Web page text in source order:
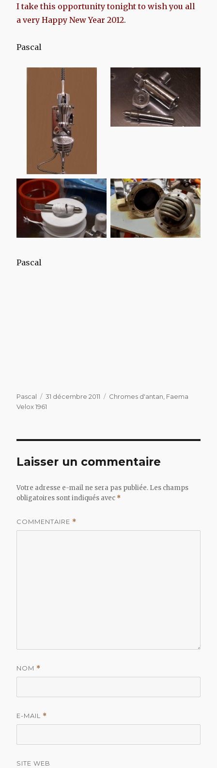
I take this opportunity tonight to wish you all
a very Happy New Year 2012.
Pascal
Pascal
Auteur
Pascal
Publié
le
31 décembre 2011 Catégories
Chromes d'antan Faema
Velox 1961
Laisser un commentaire
Votre adresse e-mail ne sera pas publiée. Les champs
obligatoires sont indiqués avec *
COMMENTAIRE *
NOM *
E-MAIL *
SITE WEB